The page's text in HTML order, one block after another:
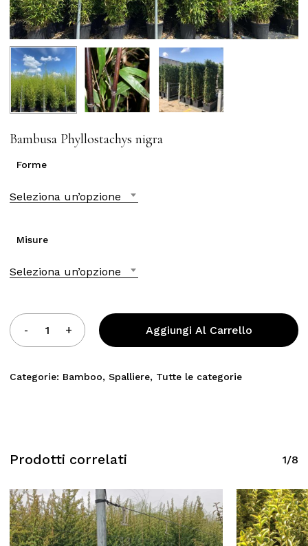
Bambusa Phyllostachys nigra
Forme
Seleziona un’opzione
Misure
Seleziona un’opzione
Aggiungi Al Carrello
Categorie: Bamboo, Spalliere, Tutte le categorie
Prodotti correlati 1/8